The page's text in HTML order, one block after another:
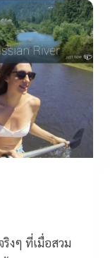
งๆ ที่เมื่อสวม